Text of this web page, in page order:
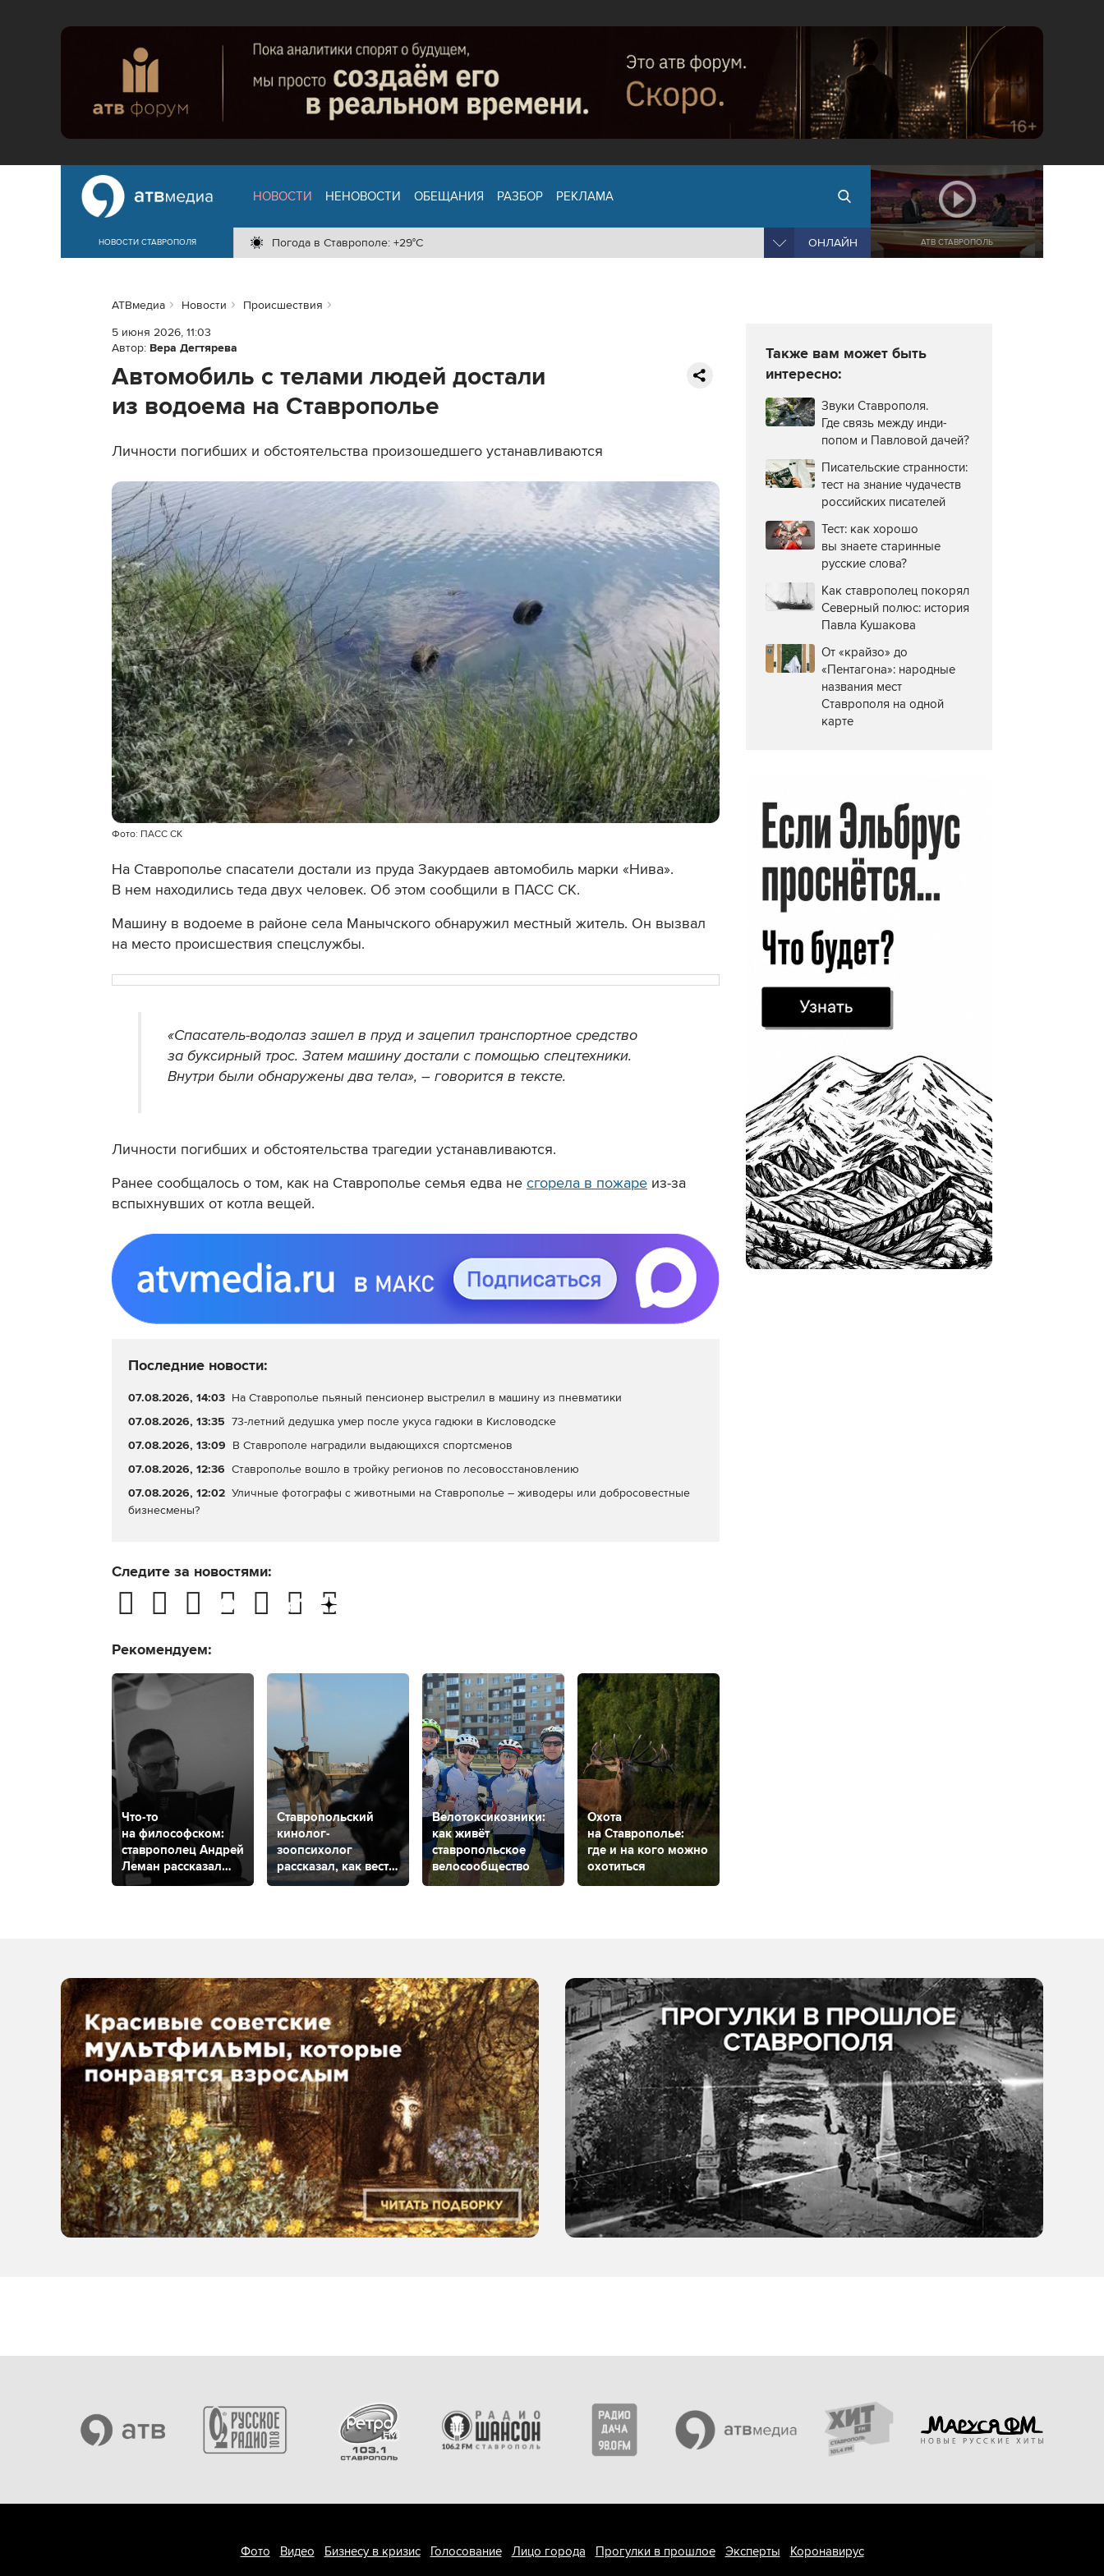
НОВОСТИ СТАВРОПОЛЯ
НОВОСТИ НЕНОВОСТИ ОБЕЩАНИЯ РАЗБОР РЕКЛАМА
Погода в Ставрополе: +29°C ОНЛАЙН АТВ СТАВРОПОЛЬ
АТВмедиа Новости
Происшествия
5 июня 2026, 11:03
Автор: Вера Дегтярева
Автомобиль с телами людей достали
из водоема на Ставрополье
Личности погибших и обстоятельства произошедшего устанавливаются
Фото: ПАСС СК
На Ставрополье спасатели достали из пруда Закурдаев автомобиль марки «Нива».
В нем находились теда двух человек. Об этом сообщили в ПАСС СК.
Машину в водоеме в районе села Манычского обнаружил местный житель. Он вызвал
на место происшествия спецслужбы.
«Спасатель-водолаз зашел в пруд и зацепил транспортное средство
за буксирный трос. Затем машину достали с помощью спецтехники.
Внутри были обнаружены два тела», – говорится в тексте.
Личности погибших и обстоятельства трагедии устанавливаются.
Ранее сообщалось о том, как на Ставрополье семья едва не сгорела в пожаре из-за
вспыхнувших от котла вещей.
Последние новости:
07.08.2026, 14:03 На Ставрополье пьяный пенсионер выстрелил в машину из пневматики
07.08.2026, 13:35 73-летний дедушка умер после укуса гадюки в Кисловодске
07.08.2026, 13:09 В Ставрополе наградили выдающихся спортсменов
07.08.2026, 12:36 Ставрополье вошло в тройку регионов по лесовосстановлению
07.08.2026, 12:02 Уличные фотографы с животными на Ставрополье – живодеры или добросовестные
бизнесмены?
Следите за новостями:
Рекомендуем:
Что-то
на философском:
ставрополец Андрей
Леман рассказал
о своем
Ставропольский
кинолог-
зоопсихолог
рассказал, как вести
себя при встрече
Велотоксикозники:
как живёт
ставропольское
велосообщество
Охота
на Ставрополье:
где и на кого можно
охотиться
Также вам может быть
интересно:
Звуки Ставрополя.
Где связь между инди-
попом и Павловой дачей?
Писательские странности:
тест на знание чудачеств
российских писателей
Тест: как хорошо
вы знаете старинные
русские слова?
Как ставрополец покорял
Северный полюс: история
Павла Кушакова
От «крайзо» до
«Пентагона»: народные
названия мест
Ставрополя на одной
карте
Фото Видео Бизнесу в кризис Голосование Лицо города Прогулки в прошлое Эксперты Коронавирус